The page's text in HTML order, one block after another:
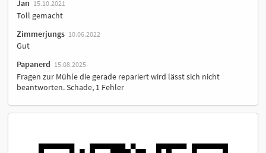
Jan 15.10.2021
Toll gemacht
Zimmerjungs 10.06.2022
Gut
Papanerd 15.08.2025
Fragen zur Mühle die gerade repariert wird lässt sich nicht
beantworten. Schade, 1 Fehler